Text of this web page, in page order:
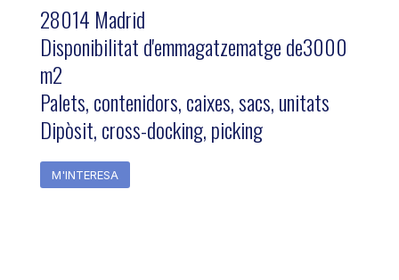
28014 Madrid
Disponibilitat d'emmagatzematge de3000
m2
Palets, contenidors, caixes, sacs, unitats
Dipòsit, cross-docking, picking
M'INTERESA